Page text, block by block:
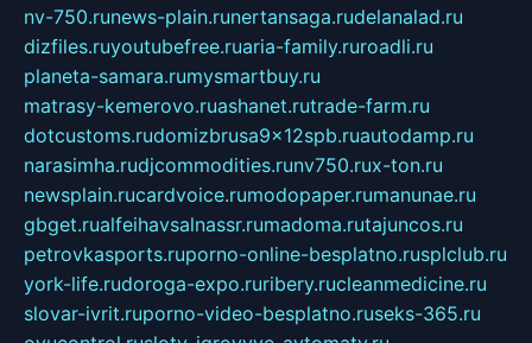
nv-750.runews-plain.runertansaga.rudelanalad.ru
dizfiles.ruyoutubefree.ruaria-family.ruroadli.ru
planeta-samara.rumysmartbuy.ru
matrasy-kemerovo.ruashanet.rutrade-farm.ru
dotcustoms.rudomizbrusa9x12spb.ruautodamp.ru
narasimha.rudjcommodities.runv750.rux-ton.ru
newsplain.rucardvoice.rumodopaper.rumanunae.ru
gbget.rualfeihavsalnassr.rumadoma.rutajuncos.ru
petrovkasports.ruporno-online-besplatno.rusplclub.ru
york-life.rudoroga-expo.ruribery.rucleanmedicine.ru
slovar-ivrit.ruporno-video-besplatno.ruseks-365.ru